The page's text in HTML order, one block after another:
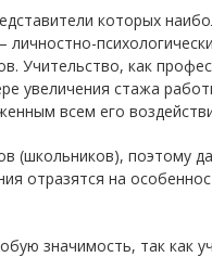
которых
Учительство, как
увеличения стажа
всем его
поэтому
отразятся на
значимость, так как